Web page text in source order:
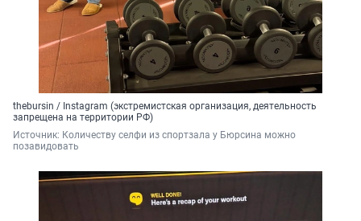
thebursin / Instagram (экстремистская организация, деятельность
запрещена на территории РФ)
Источник: Количеству селфи из спортзала у Бюрсина можно
позавидовать